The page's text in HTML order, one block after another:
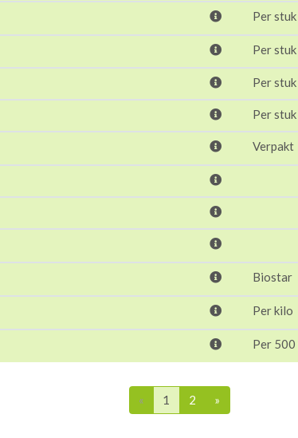
Per stuk
Per stuk
Per stuk
Per stuk
Verpakt
Biostar
Per kilo
Per
« 1 2 »